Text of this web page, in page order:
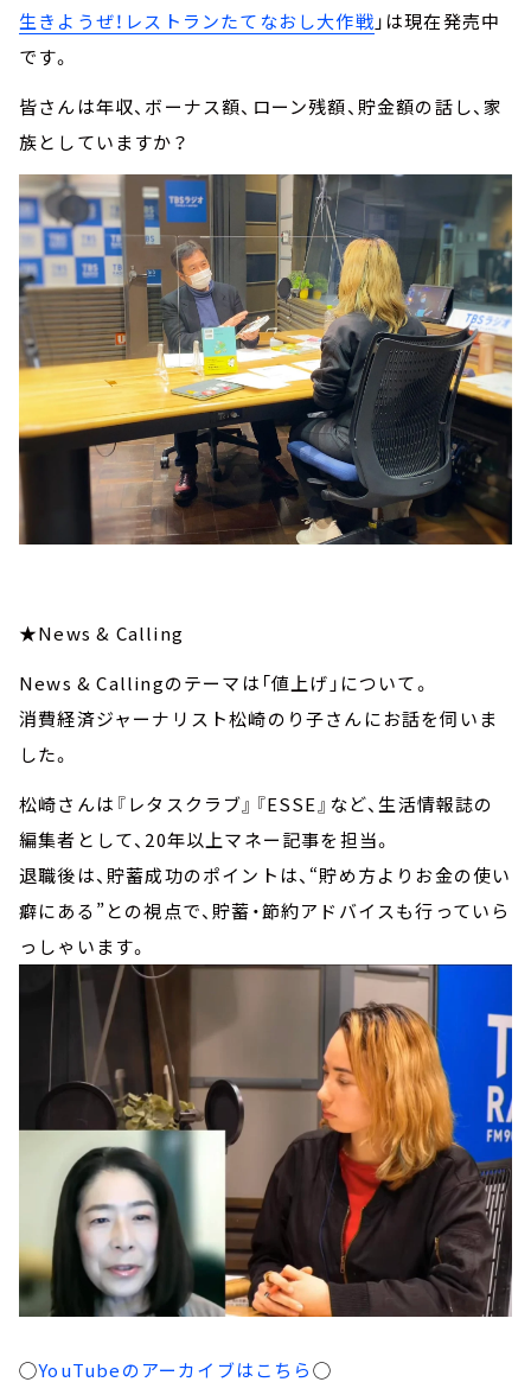
生きようぜ！レストランたてなおし大作戦 」は現在発売中
です。
皆さんは年収、ボーナス額、ローン残額、貯金額の話し、家
族としていますか？
★News & Calling
News & Callingのテーマは「値上げ」について。
消費経済ジャーナリスト松崎のり子さんにお話を伺いま
した。
松崎さんは『レタスクラブ』『ESSE』など、生活情報誌の
編集者として、20年以上マネー記事を担当。
退職後は、貯蓄成功のポイントは、“貯め方よりお金の使い
癖にある”との視点で、貯蓄・節約アドバイスも行っていら
っしゃいます。
◯YouTubeのアーカイブはこちら◯